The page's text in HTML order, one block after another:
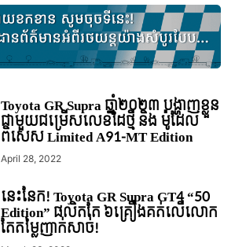
Toyota GR Supra ឆ្នាំ២០២៣ បង្ហាញខ្លួន
ជាមួយជម្រើសលេខដៃថ្មី និង ម៉ូដែល
ពិសេស Limited A91-MT Edition
April 28, 2022
នេះនែក! Toyota GR Supra GT4 “50
Edition” ផលិតតែ ៦គ្រឿងគត់លើលោក
តែតម្លៃញាក់សាច់!